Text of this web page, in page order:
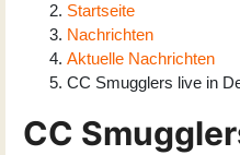
Startseite
Nachrichten
Aktuelle Nachrichten
CC Smugglers live in
CC